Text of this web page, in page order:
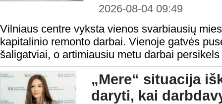
2026-08-04 09:49
Vilniaus centre vyksta vienos svarbiausių
kapitalinio remonto darbai. Vienoje gatvės
šaligatviai, o artimiausiu metu darbai
„Mere“ situacija
daryti, kai